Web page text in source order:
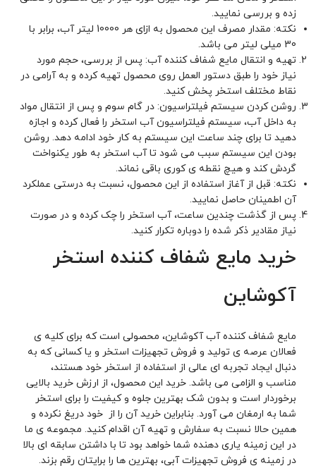
زده و بررسی نمایید.
نکته: مقدار مصرف این محصول به ازای هر 10000 لیتر آب، برابر با
30 میلی لیتر می باشد.
تهیه و انتقال مایع شفاف کننده آب: پس از بررسی، حجم مورد
نیاز خود را طبق دستور العمل روی محصول تهیه کرده و به آرامی در
نقاط مختلف استخر پخش کنید.
روشن کردن سیستم فیلتراسیون: در گام سوم و پس از انتقال مواد
به داخل آب، سیستم فیلتراسیون آب استخر را فعال کرده و اجازه
دهید تا برای چند ساعت این سیستم به کار خود ادامه دهد. روشن
بودن این سیستم سبب می شود تا آب استخر به طور یکنواخت
گردش کند و هیچ نقطه ی کوری باقی نماند.
نکته: قبل از آغاز استفاده از این محصول، نسبت به درستی عملکرد
آن اطمینان حاصل نمایید.
پس از گذشت چندین ساعت، آب استخر را چک کرده و در صورت
نیاز مقادیر ذکر شده را دوباره تکرار کنید.
خرید مایع شفاف کننده استخر
آکوشاین
مایع شفاف کننده آب آکوشاین، محصولی است که برای کلیه ی
فعالان عرصه ی تولید و فروش تجهیزات استخر و یا کسانی که به
دنبال ایجاد تجربه ای عالی از استفاده از استخر خود هستند،
مناسب و الزامی می باشد. خرید این محصول، از ارزش خرید بالایی
برخوردار است و بدون شک بهترین جلوه و کیفیت را برای استخر
شما به ارمغان می آورد. بنابراین خرید آن را از خود دریغ نکرده و
همین حالا نسبت به سفارش و تهیه آن اقدام کنید. مجموعه ی ما
در این زمینه یاری دهنده شما خواهد بود تا با داشتن سابقه ای بالا
در زمینه ی فروش تجهیزات آبی، بهترین ها را برایتان رقم بزند.